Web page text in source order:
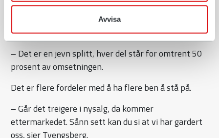
Avvisa
Som selskap er Entrack delt i to mellom maskindeler
og ettermarked.
– Det er en jevn splitt, hver del står for omtrent 50
prosent av omsetningen.
Det er flere fordeler med å ha flere ben å stå på.
– Går det treigere i nysalg, da kommer
ettermarkedet. Sånn sett kan du si at vi har gardert
oss, sier Tvengsberg.